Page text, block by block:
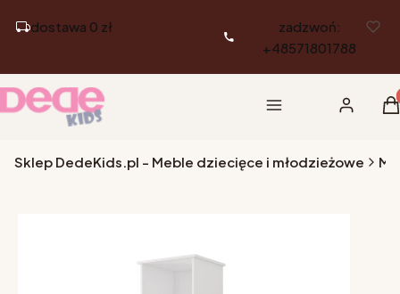
dostawa 0 zł
zadzwoń:
+48571801788
Menu Zaloguj się
Sklep DedeKids.pl - Meble dziecięce i młodzieżowe